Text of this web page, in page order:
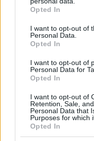
grant or deny consent
use your data for below
consent section.
Opted In
I want to opt-out of
Personal Data.
Opted In
I want to opt-out of
Personal Data for
Opted In
I want to opt-out of
Retention, Sale,
Personal Data that
Purposes for which
Opted In
Ο Τραμπ θα
γεννήσουν
πριν μία ώρα
αβεβαιότητας για το
06.08.2026, 23:21
Στη ΓΑΔΑ κρατείται η
επίθεση στη Marfin,
06.08.2026, 23:17